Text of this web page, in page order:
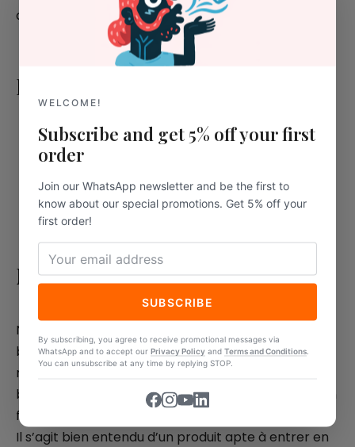
déchets.
Informations techniques
longueur 25,3 cm
largeur 19,5 cm ;
hauteur 2,5 cm ;
couleur transparente.
Matériaux
Ne vous laissez pas tromper par son apparence :
bien qu’il ressemble à du plastique, le PLA est un
matériau dérivé du maïs qui est entièrement
biodégradable et compostable. Comme le disait un
film français, « les apparences sont trompeuses »….
Il s’agit bien entendu d’un produit apte à entrer en
WELCOME!
Subscribe and get 5% off your first
order
Join our WhatsApp newsletter and be the first to
know about our special promotions. Get 5% off your
first order!
SUBSCRIBE
By subscribing, you agree to receive promotional messages via
WhatsApp and to accept our Privacy Policy and Terms and Conditions
You can unsubscribe at any time by replying STOP.